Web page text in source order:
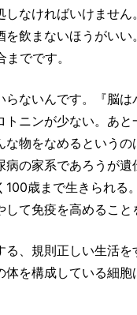
なければいけませ
飲まないほうがい
でです。
らないんです。『脳
ニンが少ない。あ
物をなめるという
の家系であろうが
歳まで生きられ
て免疫を高めるこ
、規則正しい生活
を構成している細